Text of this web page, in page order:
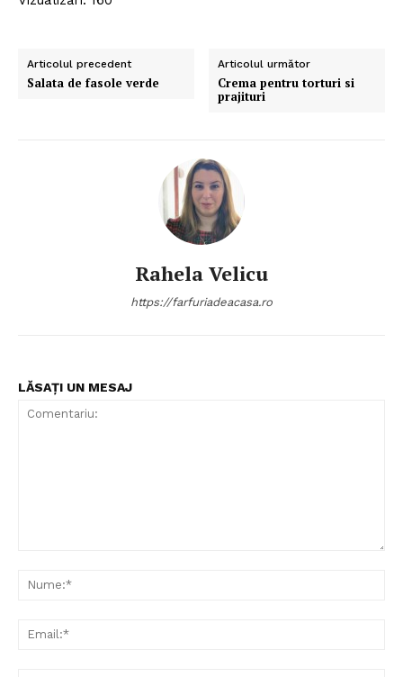
Articolul precedent
Salata de fasole verde
Articolul următor
Crema pentru torturi si
prajituri
Rahela Velicu
https://farfuriadeacasa.ro
LĂSAȚI UN MESAJ